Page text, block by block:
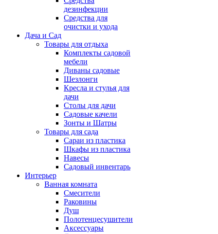
дезинфекции
Средства для
очистки и ухода
Дача и Сад
Товары для отдыха
Комплекты садовой
мебели
Диваны садовые
Шезлонги
Кресла и стулья для
дачи
Столы для дачи
Садовые качели
Зонты и Шатры
Товары для сада
Сараи из пластика
Шкафы из пластика
Навесы
Садовый инвентарь
Интерьер
Ванная комната
Смесители
Раковины
Душ
Полотенцесушители
Аксессуары